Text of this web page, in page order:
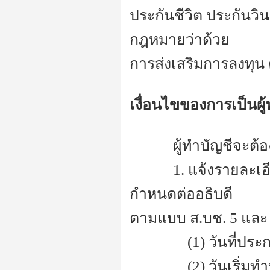
ประกันชีวิต ประกันวิ
กฎหมายว่าด้วย
การส่งเสริมการลง
เงื่อนไขของการเป็น
ผู้ทำบัญชีจะต้อ
1. แจ้งรายละ
กำหนดต่ออธิบดี
ตามแบบ ส.บช. 5 แล
(1) วันที่ปร
(2) วันเริ่มท